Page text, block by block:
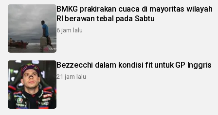
BMKG prakirakan cuaca di mayoritas wilayah
RI berawan tebal pada Sabtu
6 jam lalu
Bezzecchi dalam kondisi fit untuk GP Inggris
21 jam lalu